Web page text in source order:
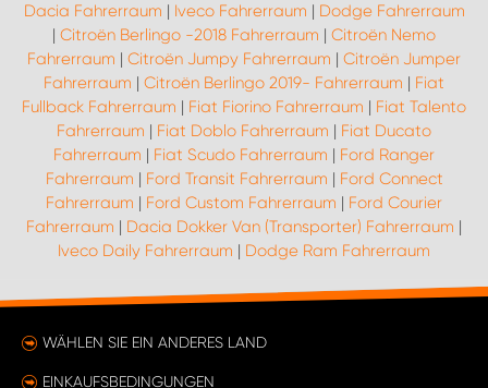
Dacia Fahrerraum | Iveco Fahrerraum | Dodge Fahrerraum
| Citroën Berlingo -2018 Fahrerraum | Citroën Nemo
Fahrerraum | Citroën Jumpy Fahrerraum | Citroën Jumper
Fahrerraum | Citroën Berlingo 2019- Fahrerraum | Fiat
Fullback Fahrerraum | Fiat Fiorino Fahrerraum | Fiat Talento
Fahrerraum | Fiat Doblo Fahrerraum | Fiat Ducato
Fahrerraum | Fiat Scudo Fahrerraum | Ford Ranger
Fahrerraum | Ford Transit Fahrerraum | Ford Connect
Fahrerraum | Ford Custom Fahrerraum | Ford Courier
Fahrerraum | Dacia Dokker Van (Transporter) Fahrerraum |
Iveco Daily Fahrerraum | Dodge Ram Fahrerraum
WÄHLEN SIE EIN ANDERES LAND
EINKAUFSBEDINGUNGEN